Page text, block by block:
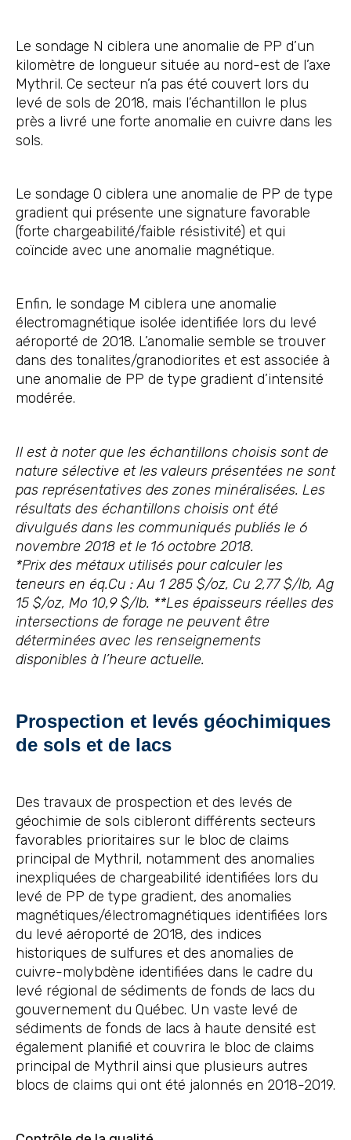
Le sondage N ciblera une anomalie de PP d’un
kilomètre de longueur située au nord-est de l’axe
Mythril. Ce secteur n’a pas été couvert lors du
levé de sols de 2018, mais l’échantillon le plus
près a livré une forte anomalie en cuivre dans les
sols.
Le sondage O ciblera une anomalie de PP de type
gradient qui présente une signature favorable
(forte chargeabilité/faible résistivité) et qui
coïncide avec une anomalie magnétique.
Enfin, le sondage M ciblera une anomalie
électromagnétique isolée identifiée lors du levé
aéroporté de 2018. L’anomalie semble se trouver
dans des tonalites/granodiorites et est associée à
une anomalie de PP de type gradient d’intensité
modérée.
Il est à noter que les échantillons choisis sont de
nature sélective et les valeurs présentées ne sont
pas représentatives des zones minéralisées. Les
résultats des échantillons choisis ont été
divulgués dans les communiqués publiés le 6
novembre 2018 et le 16 octobre 2018.
*Prix des métaux utilisés pour calculer les
teneurs en éq.Cu : Au 1 285 $/oz, Cu 2,77 $/lb, Ag
15 $/oz, Mo 10,9 $/lb. **Les épaisseurs réelles des
intersections de forage ne peuvent être
déterminées avec les renseignements
disponibles à l’heure actuelle.
Prospection et levés géochimiques
de sols et de lacs
Des travaux de prospection et des levés de
géochimie de sols cibleront différents secteurs
favorables prioritaires sur le bloc de claims
principal de Mythril, notamment des anomalies
inexpliquées de chargeabilité identifiées lors du
levé de PP de type gradient, des anomalies
magnétiques/électromagnétiques identifiées lors
du levé aéroporté de 2018, des indices
historiques de sulfures et des anomalies de
cuivre-molybdène identifiées dans le cadre du
levé régional de sédiments de fonds de lacs du
gouvernement du Québec. Un vaste levé de
sédiments de fonds de lacs à haute densité est
également planifié et couvrira le bloc de claims
principal de Mythril ainsi que plusieurs autres
blocs de claims qui ont été jalonnés en 2018-2019.